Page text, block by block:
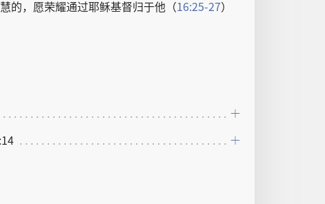
的， 愿荣耀通过耶稣基督归于他 （16:25-27）